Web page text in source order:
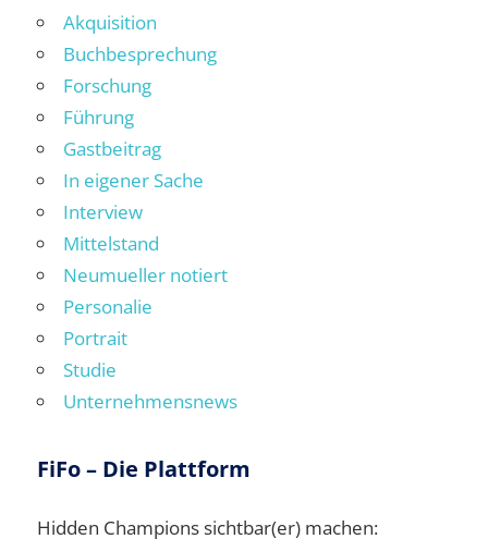
Akquisition
Buchbesprechung
Forschung
Führung
Gastbeitrag
In eigener Sache
Interview
Mittelstand
Neumueller notiert
Personalie
Portrait
Studie
Unternehmensnews
FiFo – Die Plattform
Hidden Champions sichtbar(er) machen: